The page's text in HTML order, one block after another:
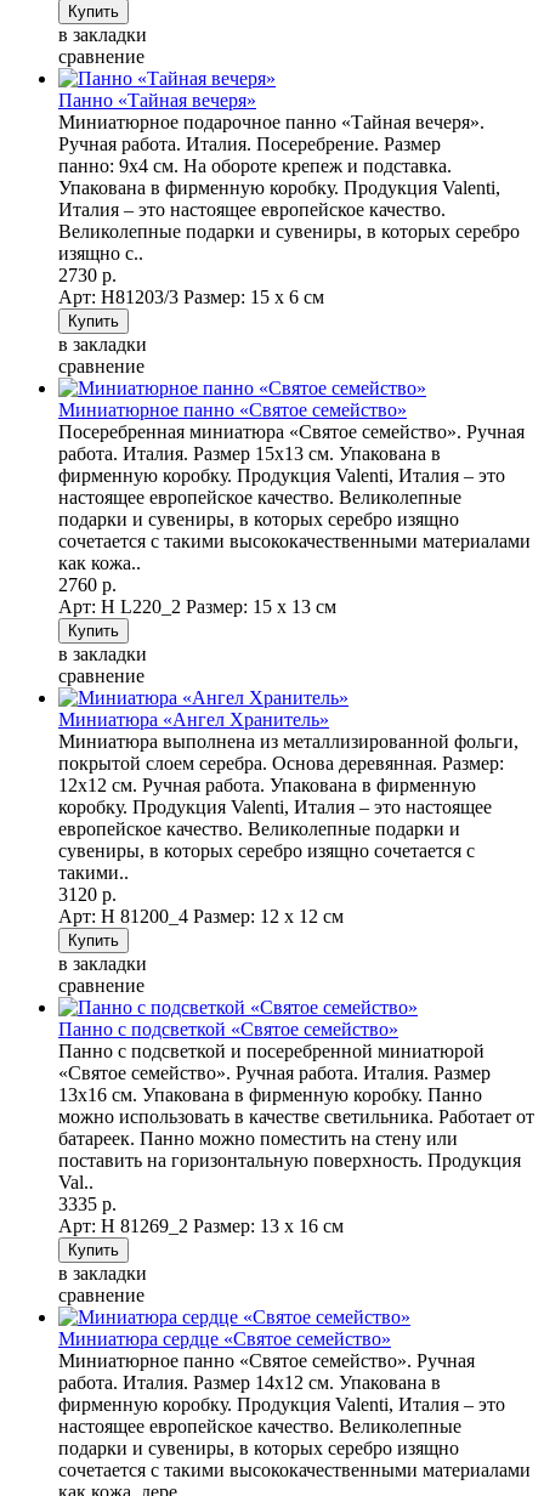
в закладки
сравнение
Панно «Тайная вечеря»
Миниатюрное подарочное панно «Тайная вечеря».
Ручная работа. Италия. Посеребрение. Размер
панно: 9х4 см. На обороте крепеж и подставка.
Упакована в фирменную коробку. Продукция Valenti,
Италия – это настоящее европейское качество.
Великолепные подарки и сувениры, в которых серебро
изящно с..
2730 р.
Арт: Н81203/3 Размер: 15 х 6 см
в закладки
сравнение
Миниатюрное панно «Святое семейство»
Посеребренная миниатюра «Святое семейство». Ручная
работа. Италия. Размер 15х13 см. Упакована в
фирменную коробку. Продукция Valenti, Италия – это
настоящее европейское качество. Великолепные
подарки и сувениры, в которых серебро изящно
сочетается с такими высококачественными материалами
как кожа..
2760 р.
Арт: Н L220_2 Размер: 15 х 13 см
в закладки
сравнение
Миниатюра «Ангел Хранитель»
Миниатюра выполнена из металлизированной фольги,
покрытой слоем серебра. Основа деревянная. Размер:
12х12 см. Ручная работа. Упакована в фирменную
коробку. Продукция Valenti, Италия – это настоящее
европейское качество. Великолепные подарки и
сувениры, в которых серебро изящно сочетается с
такими..
3120 р.
Арт: Н 81200_4 Размер: 12 х 12 см
в закладки
сравнение
Панно с подсветкой «Святое семейство»
Панно с подсветкой и посеребренной миниатюрой
«Святое семейство». Ручная работа. Италия. Размер
13х16 см. Упакована в фирменную коробку. Панно
можно использовать в качестве светильника. Работает от
батареек. Панно можно поместить на стену или
поставить на горизонтальную поверхность. Продукция
Val..
3335 р.
Арт: Н 81269_2 Размер: 13 х 16 см
в закладки
сравнение
Миниатюра сердце «Святое семейство»
Миниатюрное панно «Святое семейство». Ручная
работа. Италия. Размер 14х12 см. Упакована в
фирменную коробку. Продукция Valenti, Италия – это
настоящее европейское качество. Великолепные
подарки и сувениры, в которых серебро изящно
сочетается с такими высококачественными материалами